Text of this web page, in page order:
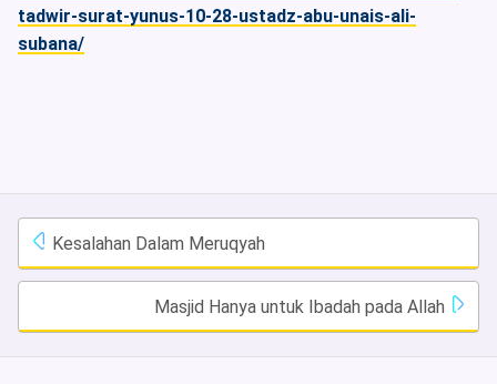
tadwir-surat-yunus-10-28-ustadz-abu-unais-ali-
subana/
Kesalahan Dalam Meruqyah
Masjid Hanya untuk Ibadah pada Allah